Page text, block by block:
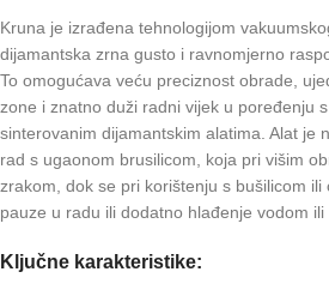
Kruna je izrađena tehnologijom
dijamantska zrna gusto i ravnomjerno
To omogućava veću preciznost obrade,
zone i znatno duži radni vijek u poređenju
sinterovanim dijamantskim alatima. Alat je
rad s ugaonom brusilicom, koja pri višim
zrakom, dok se pri korištenju s bušilicom ili
pauze u radu ili dodatno hlađenje vodom
Ključne karakteristike: